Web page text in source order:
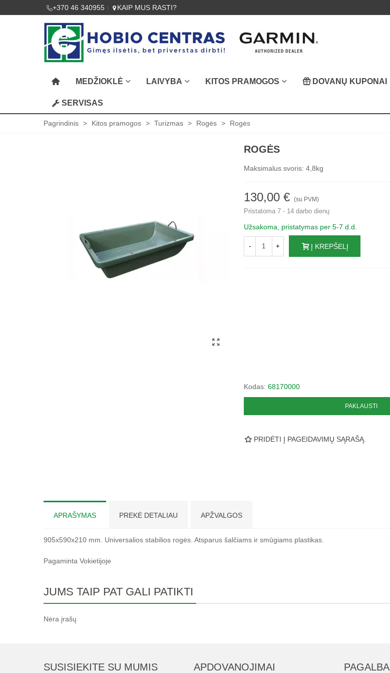
+370 46 340955 KAIP MUS RASTI?
MEDŽIOKLĖ LAIVYBA KITOS PRAMOGOS DOVANŲ KUPONAI
SERVISAS
Pagrindinis > Kitos pramogos > Turizmas > Rogės > Rogės
ROGĖS
Maksimalus svoris: 4,8kg
130,00 € (su PVM)
Pristatoma 7 - 14 darbo dienų
Užsakoma, pristatymas per 5-7 d.d.
- + Į KREPŠELĮ
Kodas: 68170000
PAKLAUSTI
PRIDĖTI Į PAGEIDAVIMŲ SĄRAŠĄ.
APRAŠYMAS PREKĖ DETALIAU APŽVALGOS
905x590x210 mm. Universalios stabilios rogės. Atsparus šalčiams ir smūgiams plastikas.
Pagaminta Vokietijoje
JUMS TAIP PAT GALI PATIKTI
Nėra įrašų
SUSISIEKITE SU MUMIS APDOVANOJIMAI PAGALBA